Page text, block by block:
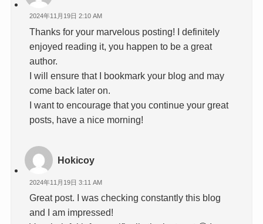
2024年11月19日 2:10 AM
Thanks for your marvelous posting! I definitely
enjoyed reading it, you happen to be a great
author.
I will ensure that I bookmark your blog and may
come back later on.
I want to encourage that you continue your great
posts, have a nice morning!
Hokicoy
2024年11月19日 3:11 AM
Great post. I was checking constantly this blog
and I am impressed!